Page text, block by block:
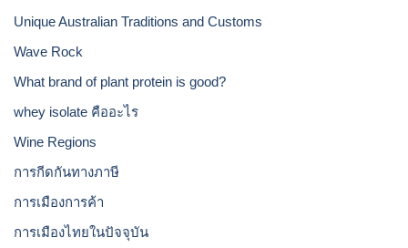
Unique Australian Traditions and Customs
Wave Rock
What brand of plant protein is good?
whey isolate คืออะไร
Wine Regions
การกีดกันทางภาษี
การเมืองการค้า
การเมืองไทยในปัจจุบัน